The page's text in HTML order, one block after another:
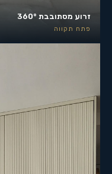
זרוע מסתובבת 360°
פתח תקווה